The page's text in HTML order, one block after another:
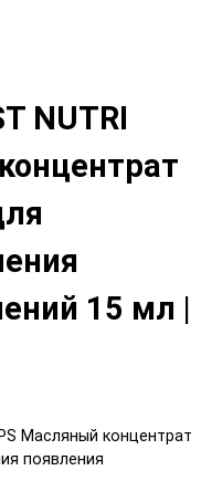
NUTRI
15 мл |
Масляный концентрат
появления